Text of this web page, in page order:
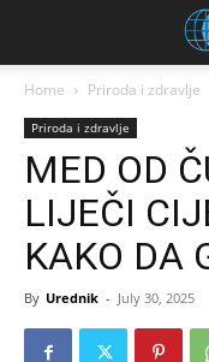
Home Priroda i zdravlje
Priroda i zdravlje
MED OD
LIJEČI
KAKO DA
By Urednik - July 30, 2025